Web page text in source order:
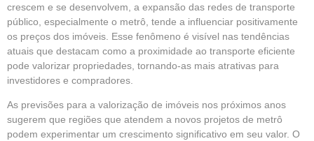
crescem e se desenvolvem, a expansão das redes de transporte
público, especialmente o metrô, tende a influenciar positivamente
os preços dos imóveis. Esse fenômeno é visível nas tendências
atuais que destacam como a proximidade ao transporte eficiente
pode valorizar propriedades, tornando-as mais atrativas para
investidores e compradores.
As previsões para a valorização de imóveis nos próximos anos
sugerem que regiões que atendem a novos projetos de metrô
podem experimentar um crescimento significativo em seu valor. O